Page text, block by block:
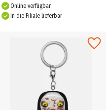
Online verfügbar
In die Filiale lieferbar